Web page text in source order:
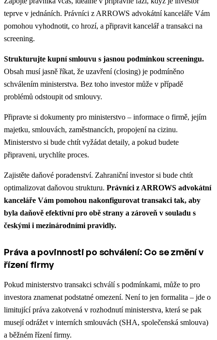
teprve v jednáních. Právníci z ARROWS advokátní kanceláře Vám
pomohou vyhodnotit, co hrozí, a připravit kancelář a transakci na
screening.
Strukturujte kupní smlouvu s jasnou podmínkou screeningu.
Obsah musí jasně říkat, že uzavření (closing) je podmíněno
schválením ministerstva. Bez toho investor může v případě
problémů odstoupit od smlouvy.
Připravte si dokumenty pro ministerstvo – informace o firmě, jejím
majetku, smlouvách, zaměstnancích, propojení na cizinu.
Ministerstvo si bude chtít vyžádat detaily, a pokud budete
připraveni, urychlíte proces.
Zajistěte daňové poradenství. Zahraniční investor si bude chtít
optimalizovat daňovou strukturu. Právníci z ARROWS advokátní
kanceláře Vám pomohou nakonfigurovat transakci tak, aby
byla daňově efektivní pro obě strany a zároveň v souladu s
českými i mezinárodními pravidly.
Práva a povinnosti po schválení: Co se změní v
řízení firmy
Pokud ministerstvo transakci schválí s podmínkami, může to pro
investora znamenat podstatné omezení. Není to jen formalita – jde o
limitující práva zakotvená v rozhodnutí ministerstva, která se pak
musejí odrážet v interních smlouvách (SHA, společenská smlouva)
a běžném řízení firmy.